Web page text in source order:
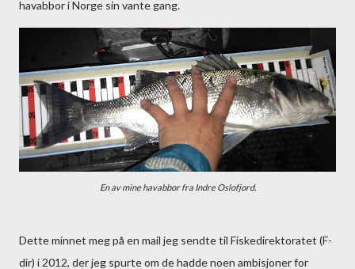
havabbor i Norge sin vante gang.
En av mine havabbor fra Indre Oslofjord.
Dette minnet meg på en mail jeg sendte til Fiskedirektoratet (F-
dir) i 2012, der jeg spurte om de hadde noen ambisjoner for